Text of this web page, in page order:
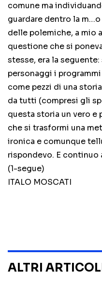
comune ma
guardare dentro la
delle polemiche, a mio
questione che si
stesse, era la
personaggi i
come pezzi di una
da tutti (compresi gli
questa storia un vero e
che si trasformi una
ironica e comunque
rispondevo. E continuo
(1-segue)
ITALO MOSCATI
ALTRI